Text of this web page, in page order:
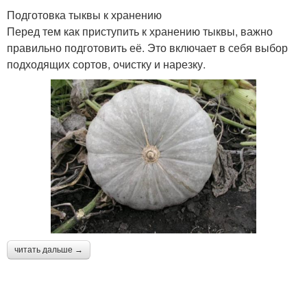
Подготовка тыквы к хранению
Перед тем как приступить к хранению тыквы, важно
правильно подготовить её. Это включает в себя выбор
подходящих сортов, очистку и нарезку.
читать дальше →